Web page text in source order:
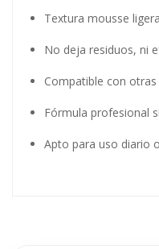
Textura mousse
No deja residuos, ni
Compatible con
Fórmula profesional
Apto para uso diario